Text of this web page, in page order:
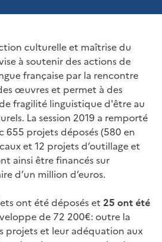
culturelle et maîtrise du
à soutenir des actions de
française par la rencontre
œuvres et permet à des
fragilité linguistique d'être au
La session 2019 a remporté
655 projets déposés (580 en
et 12 projets d’outillage et
ainsi être financés sur
d’un million d’euros.
ont été déposés et 25 ont été
de 72 200€: outre la
projets et leur adéquation aux